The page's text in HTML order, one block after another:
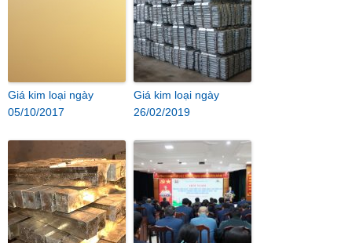
Giá kim loại ngày
05/10/2017
Giá kim loại ngày
26/02/2019